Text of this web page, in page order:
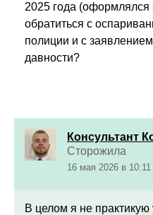
2025 года (оформлялся
обратиться с
полиции и с
давности?
Консультант
Сторожила
16 мая 2026 в 10:11
В целом я не